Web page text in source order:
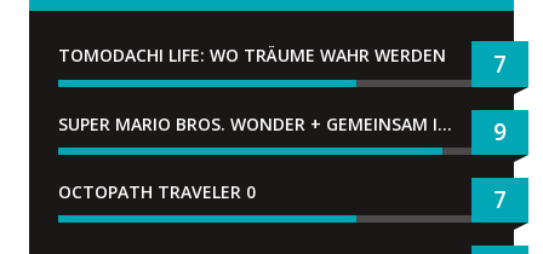
TOMODACHI LIFE: WO TRÄUME WAHR WERDEN 7
SUPER MARIO BROS. WONDER + GEMEINSAM IM BELLABEL-PARK 9
OCTOPATH TRAVELER 0 7